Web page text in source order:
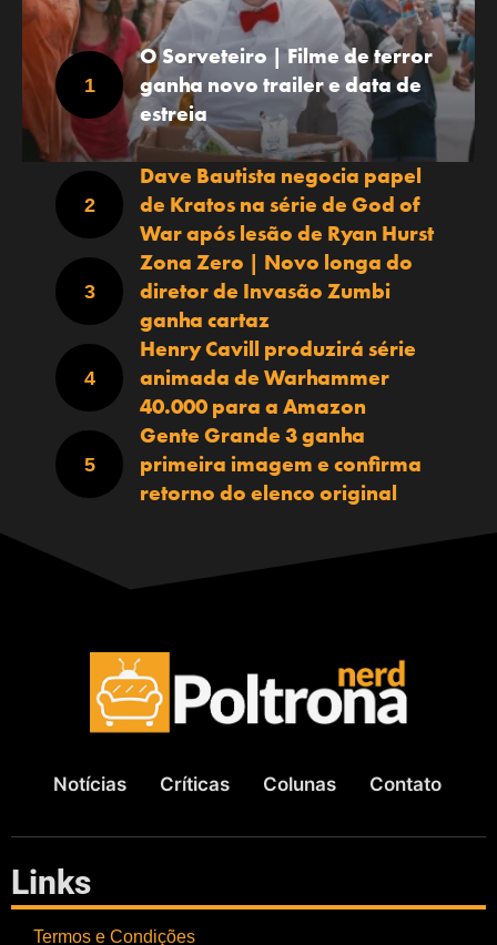
O Sorveteiro | Filme de terror
ganha novo trailer e data de
estreia
Dave Bautista negocia papel
de Kratos na série de God of
War após lesão de Ryan Hurst
Zona Zero | Novo longa do
diretor de Invasão Zumbi
ganha cartaz
Henry Cavill produzirá série
animada de Warhammer
40.000 para a Amazon
Gente Grande 3 ganha
primeira imagem e confirma
retorno do elenco original
Notícias Críticas Colunas Contato
Links
Termos e Condições